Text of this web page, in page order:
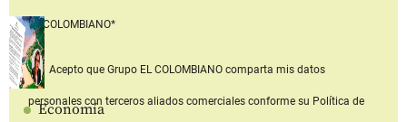
Economía
EL COLOMBIANO*
Acepto que Grupo EL COLOMBIANOcomparta mis datos
personales con terceros aliados comerciales conforme su Política de